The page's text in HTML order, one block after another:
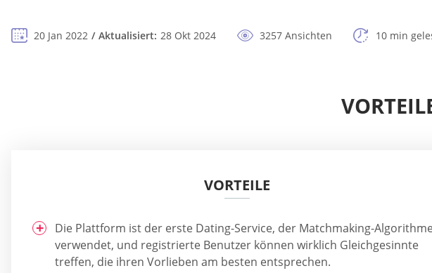
20 Jan 2022 Aktualisiert: 28 Okt 2024 3257 Ansichten 10 min
VORTEILE
Die Plattform ist der erste Dating-Service, der Matchmaking-
verwendet, und registrierte Benutzer können wirklich Gleichgesinnte
treffen, die ihren Vorlieben am besten entsprechen.